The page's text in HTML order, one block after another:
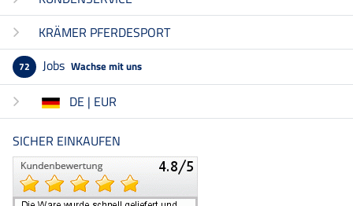
KRÄMER PFERDESPORT
72 Jobs Wachse mit uns
DE | EUR
SICHER EINKAUFEN